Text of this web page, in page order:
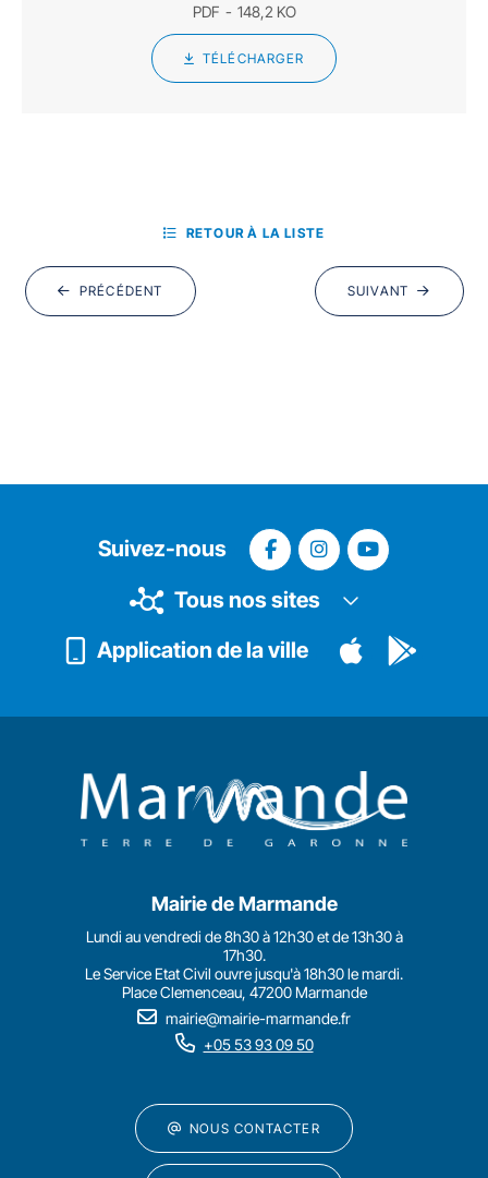
PDF 148,2 KO
TÉLÉCHARGER
PRÉCÉDENT
RETOUR À LA LISTE
SUIVANT
Suivez-nous
Tous nos sites
Application de la ville
Mairie de Marmande
Lundi au vendredi de 8h30 à 12h30 et de 13h30 à
17h30.
Le Service Etat Civil ouvre jusqu'à 18h30 le mardi.
Place Clemenceau, 47200 Marmande
mairie@mairie-marmande.fr
+05 53 93 09 50
NOUS CONTACTER